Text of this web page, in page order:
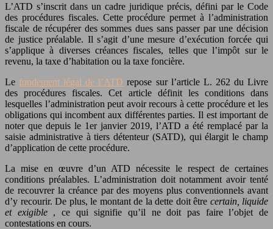
L’ATD s’inscrit dans un cadre juridique précis, défini par le Code
des procédures fiscales. Cette procédure permet à l’administration
fiscale de récupérer des sommes dues sans passer par une décision
de justice préalable. Il s’agit d’une mesure d’exécution forcée qui
s’applique à diverses créances fiscales, telles que l’impôt sur le
revenu, la taxe d’habitation ou la taxe foncière.
Le fondement légal de l’ATD repose sur l’article L. 262 du Livre
des procédures fiscales. Cet article définit les conditions dans
lesquelles l’administration peut avoir recours à cette procédure et les
obligations qui incombent aux différentes parties. Il est important de
noter que depuis le 1er janvier 2019, l’ATD a été remplacé par la
saisie administrative à tiers détenteur (SATD), qui élargit le champ
d’application de cette procédure.
La mise en œuvre d’un ATD nécessite le respect de certaines
conditions préalables. L’administration doit notamment avoir tenté
de recouvrer la créance par des moyens plus conventionnels avant
d’y recourir. De plus, le montant de la dette doit être certain, liquide
et exigible , ce qui signifie qu’il ne doit pas faire l’objet de
contestations en cours.